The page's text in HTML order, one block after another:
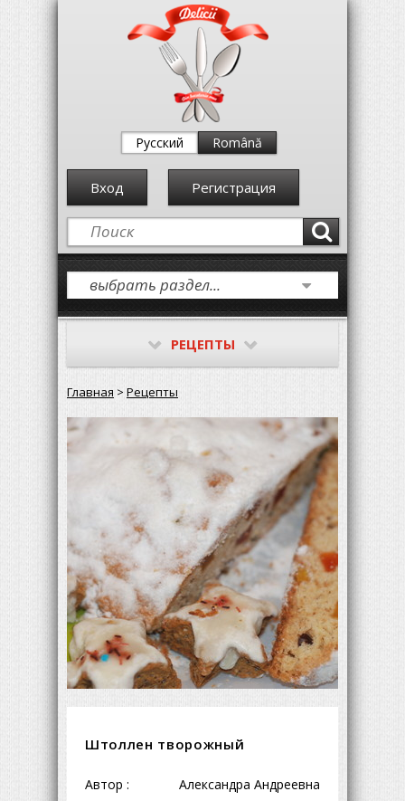
Русский Română
Вход Регистрация
РЕЦЕПТЫ
Главная > Рецепты
Штоллен творожный
Автор : Александра Андреевна